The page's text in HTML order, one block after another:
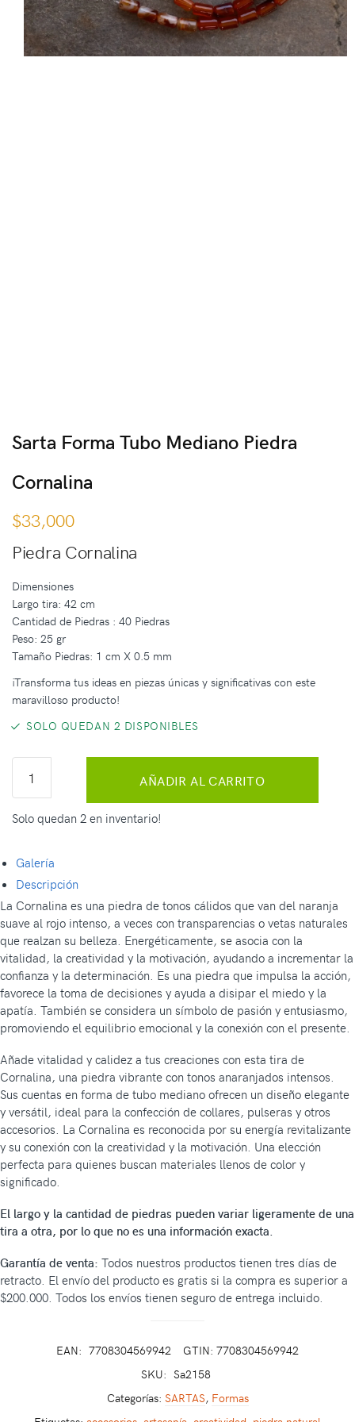
Sarta Forma Tubo Mediano Piedra
Cornalina
$33,000
Piedra Cornalina
Dimensiones
Largo tira: 42 cm
Cantidad de Piedras : 40 Piedras
Peso: 25 gr
Tamaño Piedras: 1 cm X 0.5 mm
¡Transforma tus ideas en piezas únicas y significativas con este
maravilloso producto!
SOLO QUEDAN 2 DISPONIBLES
AÑADIR AL CARRITO
Solo quedan 2 en inventario!
Galería
Descripción
La Cornalina es una piedra de tonos cálidos que van del naranja
suave al rojo intenso, a veces con transparencias o vetas naturales
que realzan su belleza. Energéticamente, se asocia con la
vitalidad, la creatividad y la motivación, ayudando a incrementar la
confianza y la determinación. Es una piedra que impulsa la acción,
favorece la toma de decisiones y ayuda a disipar el miedo y la
apatía. También se considera un símbolo de pasión y entusiasmo,
promoviendo el equilibrio emocional y la conexión con el presente.
Añade vitalidad y calidez a tus creaciones con esta tira de
Cornalina, una piedra vibrante con tonos anaranjados intensos.
Sus cuentas en forma de tubo mediano ofrecen un diseño elegante
y versátil, ideal para la confección de collares, pulseras y otros
accesorios. La Cornalina es reconocida por su energía revitalizante
y su conexión con la creatividad y la motivación. Una elección
perfecta para quienes buscan materiales llenos de color y
significado.
El largo y la cantidad de piedras pueden variar ligeramente de una
tira a otra, por lo que no es una información exacta.
Garantía de venta: Todos nuestros productos tienen tres días de
retracto. El envío del producto es gratis si la compra es superior a
$200.000. Todos los envíos tienen seguro de entrega incluido.
EAN: 7708304569942
GTIN: 7708304569942
SKU: Sa2158
Categorías: SARTAS, Formas